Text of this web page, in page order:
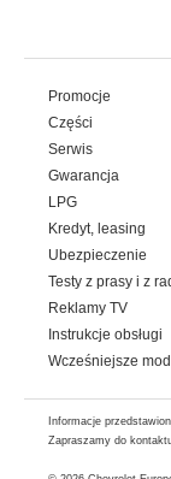
Promocje
Części
Serwis
Gwarancja
LPG
Kredyt, leasing
Ubezpieczenie
Testy z prasy i z
Reklamy TV
Instrukcje obsługi
Wcześniejsze
Informacje
Zapraszamy do